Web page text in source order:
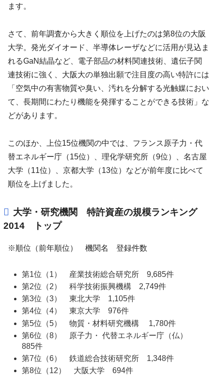
ます。
さて、前年調査から大きく順位を上げたのは第8位の大阪
大学。発光ダイオード、半導体レーザなどに活用が見込ま
れるGaN結晶など、電子部品の材料関連技術、遺伝子関
連技術に強く、大阪大の単独出願で注目度の高い特許には
「空気中の有害物質や臭い、汚れを分解する光触媒におい
て、長期間にわたり機能を発揮することができる技術」な
どがあります。
このほか、上位15位機関の中では、フランス原子力・代
替エネルギー庁（15位）、理化学研究所（9位）、名古屋
大学（11位）、京都大学（13位）などが前年度に比べて
順位を上げました。
大学・研究機関 特許資産の規模ランキング
2014 トップ
※順位（前年順位） 機関名 登録件数
第1位（1） 産業技術総合研究所 9,685件
第2位（2） 科学技術振興機構 2,749件
第3位（3） 東北大学 1,105件
第4位（4） 東京大学 976件
第5位（5） 物質・材料研究機構 1,780件
第6位（8） 原子力・ 代替エネルギー庁（仏）
885件
第7位（6） 鉄道総合技術研究所 1,348件
第8位（12） 大阪大学 694件